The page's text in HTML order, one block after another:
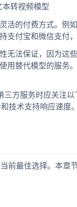
转视频模型
活的付费方式。例
付宝和微信支付，
无法保证，因为这
用替代模型的服务
方服务时应关注以
技术支持响应速度
前最佳选择。本章